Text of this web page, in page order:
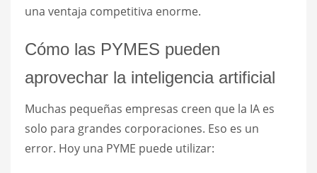
una ventaja competitiva enorme.
Cómo las PYMES pueden
aprovechar la inteligencia artificial
Muchas pequeñas empresas creen que la IA es
solo para grandes corporaciones. Eso es un
error. Hoy una PYME puede utilizar: